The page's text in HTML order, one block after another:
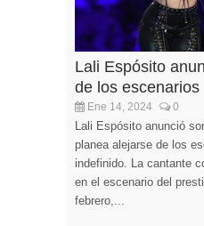
Lali Espósito
de los escenarios
Ene 14, 2024 0
Lali Espósito anunció
planea alejarse de los
indefinido. La cantante
en el escenario del
febrero,...